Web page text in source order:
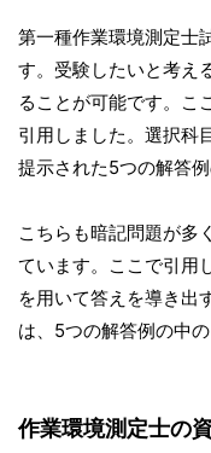
第一種作業環境測定士
す。受験したいと考え
ることが可能です。こ
引用しました。選択科
提示された5つの解答
こちらも暗記問題が多
ています。ここで引
を用いて答えを導き出
は、5つの解答例の中
作業環境測定士の